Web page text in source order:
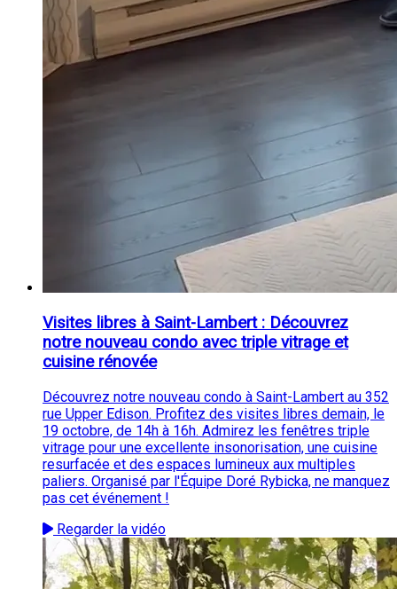
Visites libres à Saint-Lambert : Découvrez
notre nouveau condo avec triple vitrage et
cuisine rénovée
Découvrez notre nouveau condo à Saint-Lambert au 352
rue Upper Edison. Profitez des visites libres demain, le
19 octobre, de 14h à 16h. Admirez les fenêtres triple
vitrage pour une excellente insonorisation, une cuisine
resurfacée et des espaces lumineux aux multiples
paliers. Organisé par l'Équipe Doré Rybicka, ne manquez
pas cet événement !
Regarder la vidéo